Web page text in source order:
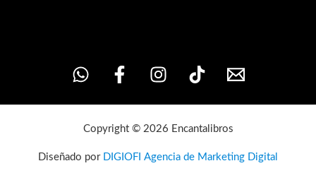
Copyright © 2026 Encantalibros
Diseñado por DIGIOFI Agencia de Marketing Digital